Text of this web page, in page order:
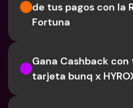
de tus pagos con la
Fortuna
Gana Cashback
tarjeta bunq x